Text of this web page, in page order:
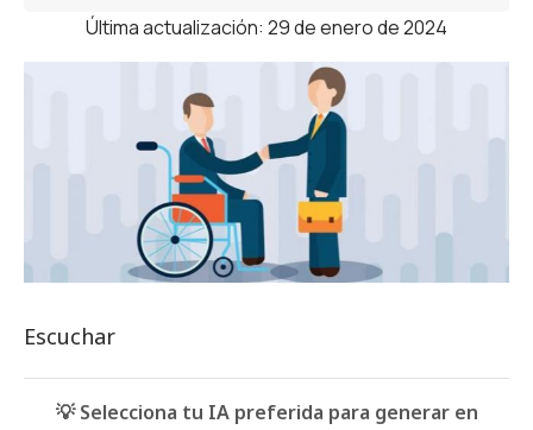
Última actualización: 29 de enero de 2024
Escuchar
💡 Selecciona tu IA preferida para generar en